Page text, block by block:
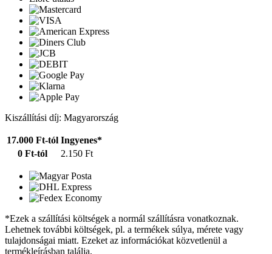
Kiszállítási díj: Magyarország
17.000 Ft-tól Ingyenes*
0 Ft-tól
2.150 Ft
*Ezek a szállítási költségek a normál szállításra vonatkoznak.
Lehetnek további költségek, pl. a termékek súlya, mérete vagy
tulajdonságai miatt. Ezeket az információkat közvetlenül a
termékleírásban találja.